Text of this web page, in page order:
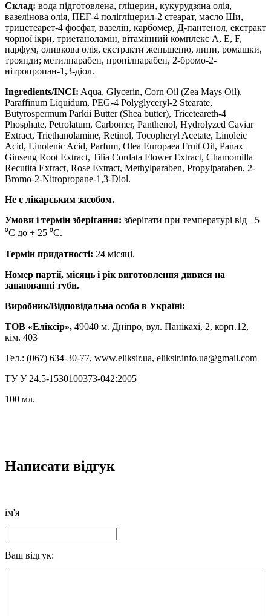
Склад: вода підготовлена, гліцерин, кукурудзяна олія,
вазелінова олія, ПЕГ-4 полігліцерил-2 стеарат, масло Ши,
трицетеарет-4 фосфат, вазелін, карбомер, Д-пантенол, екстракт
чорної ікри, триетаноламін, вітамінний комплекс А, Е, F,
парфум, оливкова олія, екстракти женьшеню, липи, ромашки,
троянди; метилпарабен, пропілпарабен, 2-бромо-2-
нітропропан-1,3-діол.
Ingredients/INCI: Aqua, Glycerin, Corn Oil (Zea Mays Oil),
Paraffinum Liquidum, PEG-4 Polyglyceryl-2 Stearate,
Butyrospermum Parkii Butter (Shea butter), Triceteareth-4
Phosphate, Petrolatum, Carbomer, Panthenol, Hydrolyzed Caviar
Extract, Triethanolamine, Retinol, Tocopheryl Acetate, Linoleic
Acid, Linolenic Acid, Parfum, Olea Europaea Fruit Oil, Panax
Ginseng Root Extract, Tilia Cordata Flower Extract, Chamomilla
Recutita Extract, Rose Extract, Methylparaben, Propylparaben, 2-
Bromo-2-Nitropropane-1,3-Diol.
Не є лікарським засобом.
Умови і термін зберігання: зберігати при температурі від +5
⁰С до + 25 ⁰С.
Термін придатності: 24 місяці.
Номер партії, місяць і рік виготовлення дивися на
запаюванні туби.
Виробник/Відповідальна особа в Україні:
ТОВ «Еліксір», 49040 м. Дніпро, вул. Панікахі, 2, корп.12,
кім. 403
Тел.: (067) 634-30-77, www.eliksir.ua, eliksir.info.ua@gmail.com
ТУ У 24.5-1530100373-042:2005
100 мл.
Написати відгук
ім'я
Ваш відгук: